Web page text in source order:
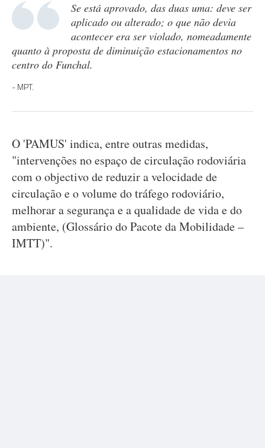
Se está aprovado, das duas uma: deve ser
aplicado ou alterado; o que não devia
acontecer era ser violado, nomeadamente
quanto à proposta de diminuição estacionamentos no
centro do Funchal.
MPT.
O 'PAMUS' indica, entre outras medidas,
"intervenções no espaço de circulação rodoviária
com o objectivo de reduzir a velocidade de
circulação e o volume do tráfego rodoviário,
melhorar a segurança e a qualidade de vida e do
ambiente, (Glossário do Pacote da Mobilidade –
IMTT)".